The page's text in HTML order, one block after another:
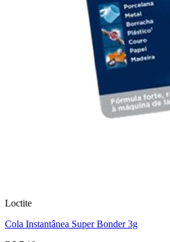
Loctite
Cola Instantânea Super Bonder 3g